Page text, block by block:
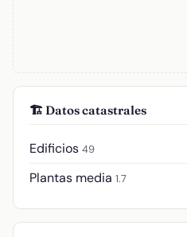
🏗️ Datos catastrales
Edificios 49
Plantas media 1.7